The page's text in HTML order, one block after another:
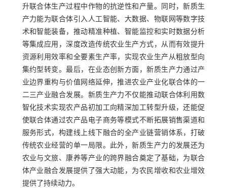
升联合体生产过程中作物的抗逆性和产量。同时，新质生
产力能为联合体引入人工智能、大数据、物联网等数字技
术和智能装备，推动精准种植、智能监控和实时数据分析
等集成应用，深度改造传统农业生产方式，从而有效提升
资源利用效率和全要素生产率，实现农业生产从粗放型向
集约型转变。最后，在业态创新方面，新质生产力通过产
业边界重构与价值网络延伸，推进农业产业化联合体的一
二三产业融合发展。新质生产力不仅能推动联合体利用数
智化技术实现农产品初加工向精深加工转型升级，还能促
使联合体通过农产品电子商务等模式不断拓展销售渠道和
服务形式，构建线上线下融合的全产业链营销体系，打破
传统农业经营的单一局限。此外，新质生产力的发展还为
农业与文旅、康养等产业的跨界融合奠定了基础，为联合
体产业融合发展提供了强大动能，为农民增收和农业增效
提供了持续动力。